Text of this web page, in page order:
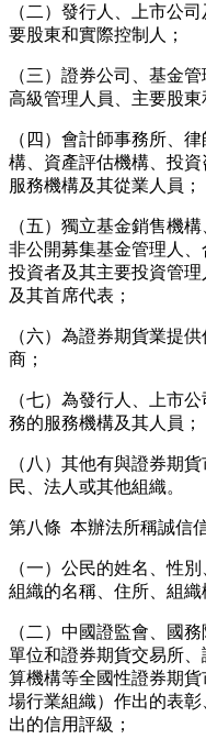
（二）發行人、上市公
要股東和實際控制人；
（三）證券公司、基金
高級管理人員、主要股東
（四）會計師事務所、
構、資產評估機構、投
服務機構及其從業人員；
（五）獨立基金銷售機
非公開募集基金管理人
投資者及其主要投資管
及其首席代表；
（六）為證券期貨業提
商；
（七）為發行人、上市
務的服務機構及其人員；
（八）其他有與證券期
民、法人或其他組織。
第八條 本辦法所稱誠信
（一）公民的姓名、性
組織的名稱、住所、組織
（二）中國證監會、國
單位和證券期貨交易所
算機構等全國性證券期
場行業組織）作出的表
出的信用評級；